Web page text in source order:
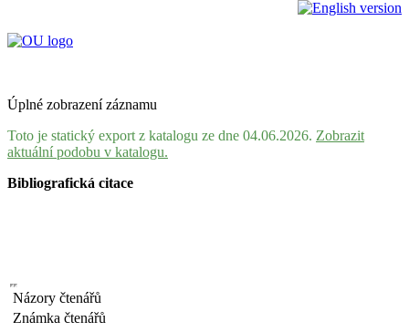
Úplné zobrazení záznamu
Toto je statický export z katalogu ze dne 04.06.2026. Zobrazit
aktuální podobu v katalogu.
Bibliografická citace
Názory čtenářů
Známka čtenářů